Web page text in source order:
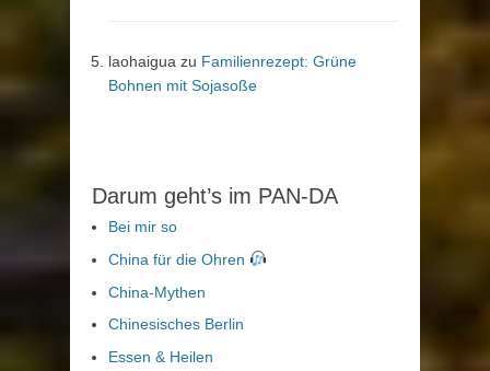
laohaigua zu Familienrezept: Grüne
Bohnen mit Sojasoße
Darum geht’s im PAN-DA
Bei mir so
China für die Ohren
China-Mythen
Chinesisches Berlin
Essen & Heilen